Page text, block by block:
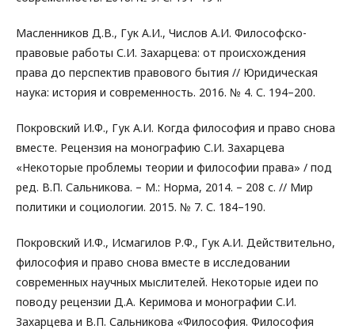
Масленников Д.В., Гук А.И., Числов А.И. Философско-
правовые работы С.И. Захарцева: от происхождения
права до перспектив правового бытия // Юридическая
наука: история и современность. 2016. № 4. С. 194–200.
Покровский И.Ф., Гук А.И. Когда философия и право снова
вместе. Рецензия на монографию С.И. Захарцева
«Некоторые проблемы теории и философии права» / под
ред. В.П. Сальникова. – М.: Норма, 2014. – 208 с. // Мир
политики и социологии. 2015. № 7. С. 184–190.
Покровский И.Ф., Исмагилов Р.Ф., Гук А.И. Действительно,
философия и право снова вместе в исследовании
современных научных мыслителей. Некоторые идеи по
поводу рецензии Д.А. Керимова и монографии С.И.
Захарцева и В.П. Сальникова «Философия. Философия